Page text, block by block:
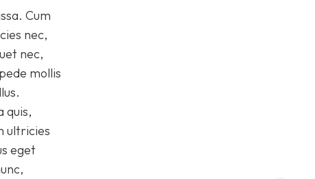
Cum
nec,
nec,
mollis
quis,
ultricies
eget